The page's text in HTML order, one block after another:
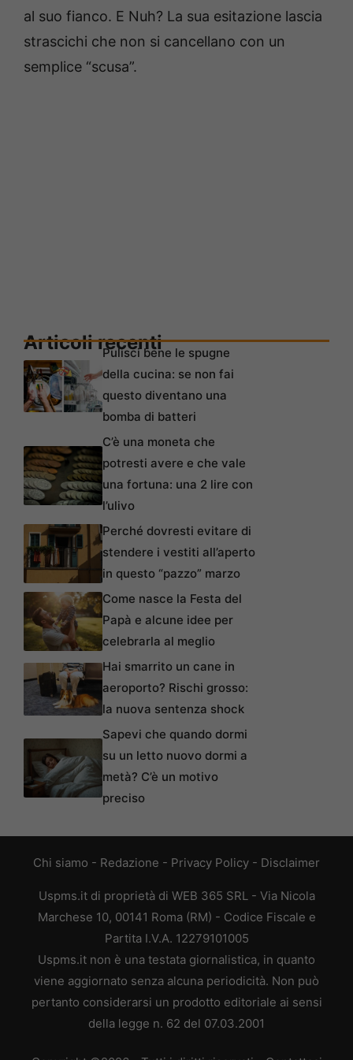
al suo fianco. E Nuh? La sua esitazione lascia
strascichi che non si cancellano con un
semplice “scusa”.
Articoli recentiPulisci bene le spugne
della cucina: se non fai
questo diventano una
bomba di batteri
C’è una moneta che
potresti avere e che vale
una fortuna: una 2 lire con
l’ulivo
Perché dovresti evitare di
stendere i vestiti all’aperto
in questo “pazzo” marzo
Come nasce la Festa del
Papà e alcune idee per
celebrarla al meglio
Hai smarrito un cane in
aeroporto? Rischi grosso:
la nuova sentenza shock
Sapevi che quando dormi
su un letto nuovo dormi a
metà? C’è un motivo
preciso
Chi siamo - Redazione - Privacy Policy - Disclaimer
Uspms.it di proprietà di WEB 365 SRL - Via Nicola
Marchese 10, 00141 Roma (RM) - Codice Fiscale e
Partita I.V.A. 12279101005
Uspms.it non è una testata giornalistica, in quanto
viene aggiornato senza alcuna periodicità. Non può
pertanto considerarsi un prodotto editoriale ai sensi
della legge n. 62 del 07.03.2001